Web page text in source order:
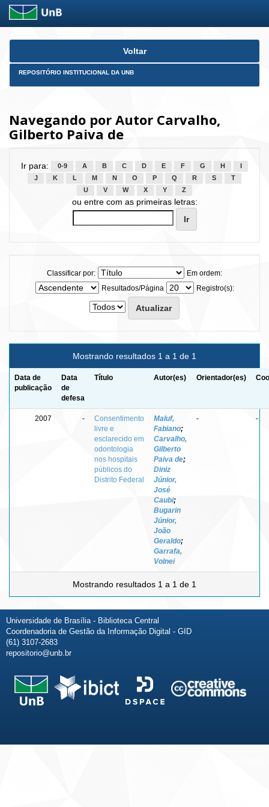
Skip
Voltar
REPOSITÓRIO INSTITUCIONAL DA UNB
Navegando por Autor Carvalho,
Gilberto Paiva de
Ir para: 0-9 A B C D E F G H
J
K L M N O P Q R S
T
U
V W X Y Z
ou entre com as primeiras letras:
Classificar por:
Em ordem:
Resultados/Página
Registro(s):
Mostrando resultados 1 a 1 de 1
Data de
publicação
Data
de
defesa
Título Autor(es) Orientador(es)
2007 -
Consentimento
livre e
esclarecido em
odontologia
nos hospitais
públicos do
Distrito Federal
Maluf,
Fabiano;
Carvalho,
Gilberto
Paiva de;
Diniz
Júnior,
José
Caubi;
Bugarin
Júnior,
João
Geraldo;
Garrafa,
Volnei
- -
Mostrando resultados 1 a 1 de 1
Universidade de Brasília - Biblioteca Central
Coordenadoria de Gestão da Informação Digital - GID
(61) 3107-2683
repositorio@unb.br